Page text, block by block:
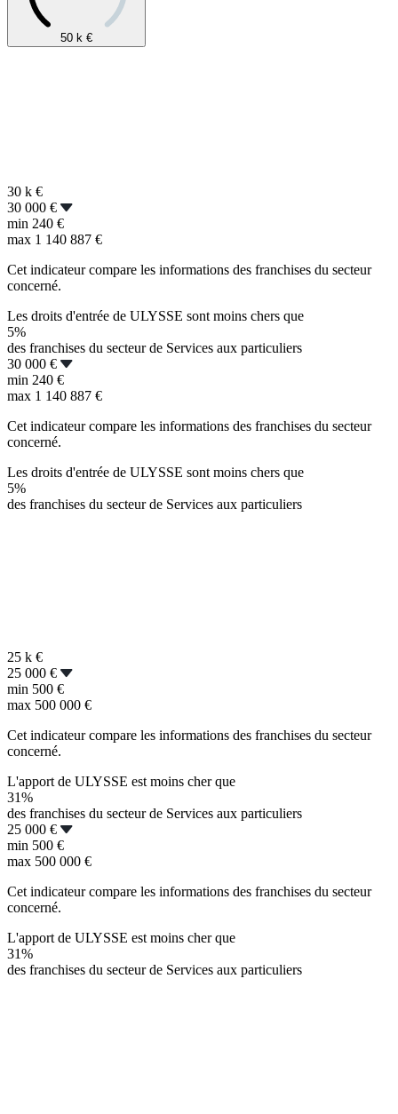
50 k €
30 k €
30 000 €
min 240 €
max 1 140 887 €
Cet indicateur compare les informations des franchises du secteur
concerné.
Les droits d'entrée de ULYSSE sont moins chers que
5%
des franchises du secteur de Services aux particuliers
30 000 €
min 240 €
max 1 140 887 €
Cet indicateur compare les informations des franchises du secteur
concerné.
Les droits d'entrée de ULYSSE sont moins chers que
5%
des franchises du secteur de Services aux particuliers
25 k €
25 000 €
min 500 €
max 500 000 €
Cet indicateur compare les informations des franchises du secteur
concerné.
L'apport de ULYSSE est moins cher que
31%
des franchises du secteur de Services aux particuliers
25 000 €
min 500 €
max 500 000 €
Cet indicateur compare les informations des franchises du secteur
concerné.
L'apport de ULYSSE est moins cher que
31%
des franchises du secteur de Services aux particuliers